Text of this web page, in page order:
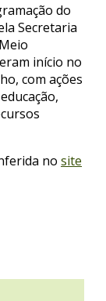
do
Secretaria
início no
com ações
no site